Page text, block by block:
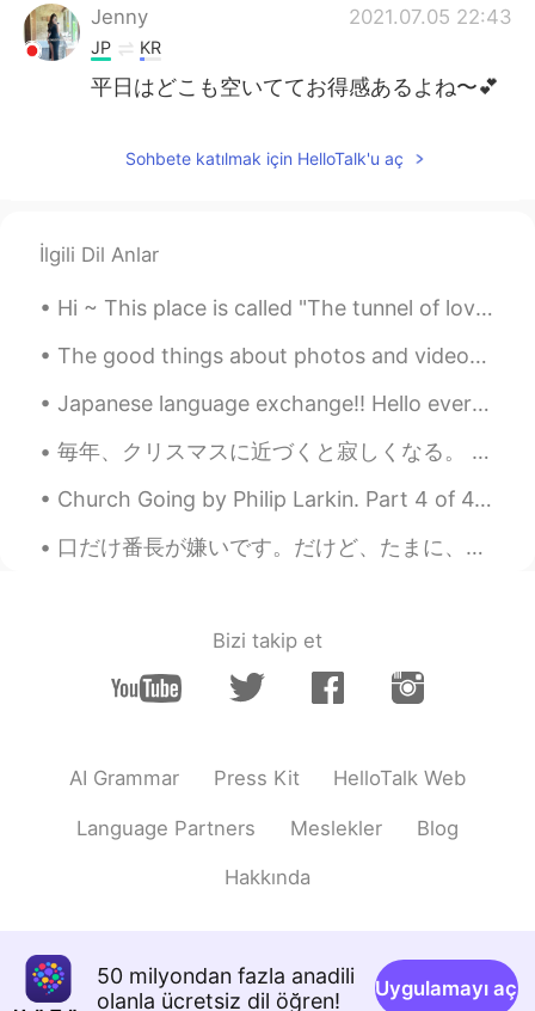
Jenny 2021.07.05 22:43
JP KR
平日はどこも空いててお得感あるよね〜💕
Sohbete katılmak için HelloTalk'u aç
İlgili Dil Anlar
Hi ~ This place is called "The tunnel of love" 😍 We walk here and enjoy the spring time and warm...
The good things about photos and videos.. Is that capture great memories! 🤗 While I was in Osaka ...
Japanese language exchange!! Hello everyone! I am looking for someone to teach me Japanese. ...
毎年、クリスマスに近づくと寂しくなる。 太陽が見えない日が多いからなんかだるくなったり寂しくなったりすることも多いと思う。コロナの影響ももちろんある。 誰にも会ってない時によく昔の写真を見てる。...
Church Going by Philip Larkin. Part 4 of 4. Bored, uninformed, knowing the ghostly silt Dispers...
口だけ番長が嫌いです。だけど、たまに、私も口だけ番長になってます。😩神様助けて〜 Based on this image, what English expression can you th...
Bizi takip et
AI Grammar Press Kit HelloTalk Web
Language Partners Meslekler Blog
Hakkında
50 milyondan fazla anadili
olanla ücretsiz dil öğren!
Uygulamayı aç